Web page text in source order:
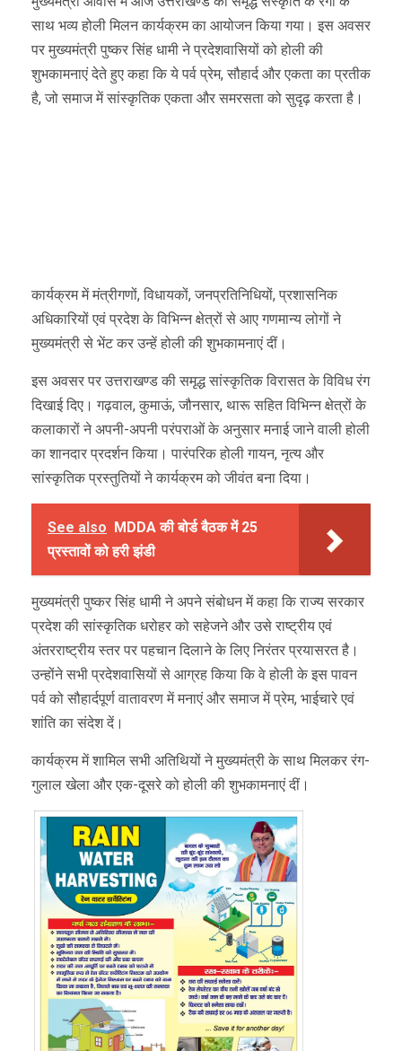
साथ भव्य होली मिलन कार्यक्रम का आयोजन किया गया। इस अवसर
पर मुख्यमंत्री पुष्कर सिंह धामी ने प्रदेशवासियों को होली की
शुभकामनाएं देते हुए कहा कि ये पर्व प्रेम, सौहार्द और एकता का प्रतीक
है, जो समाज में सांस्कृतिक एकता और समरसता को सुदृढ़ करता है।
कार्यक्रम में मंत्रीगणों, विधायकों, जनप्रतिनिधियों, प्रशासनिक
अधिकारियों एवं प्रदेश के विभिन्न क्षेत्रों से आए गणमान्य लोगों ने
मुख्यमंत्री से भेंट कर उन्हें होली की शुभकामनाएं दीं।
इस अवसर पर उत्तराखण्ड की समृद्ध सांस्कृतिक विरासत के विविध रंग
दिखाई दिए। गढ़वाल, कुमाऊं, जौनसार, थारू सहित विभिन्न क्षेत्रों के
कलाकारों ने अपनी-अपनी परंपराओं के अनुसार मनाई जाने वाली होली
का शानदार प्रदर्शन किया। पारंपरिक होली गायन, नृत्य और
सांस्कृतिक प्रस्तुतियों ने कार्यक्रम को जीवंत बना दिया।
See also MDDA की बोर्ड बैठक में 25
प्रस्तावों को हरी झंडी
मुख्यमंत्री पुष्कर सिंह धामी ने अपने संबोधन में कहा कि राज्य सरकार
प्रदेश की सांस्कृतिक धरोहर को सहेजने और उसे राष्ट्रीय एवं
अंतरराष्ट्रीय स्तर पर पहचान दिलाने के लिए निरंतर प्रयासरत है।
उन्होंने सभी प्रदेशवासियों से आग्रह किया कि वे होली के इस पावन
पर्व को सौहार्दपूर्ण वातावरण में मनाएं और समाज में प्रेम, भाईचारे एवं
शांति का संदेश दें।
कार्यक्रम में शामिल सभी अतिथियों ने मुख्यमंत्री के साथ मिलकर रंग-
गुलाल खेला और एक-दूसरे को होली की शुभकामनाएं दीं।